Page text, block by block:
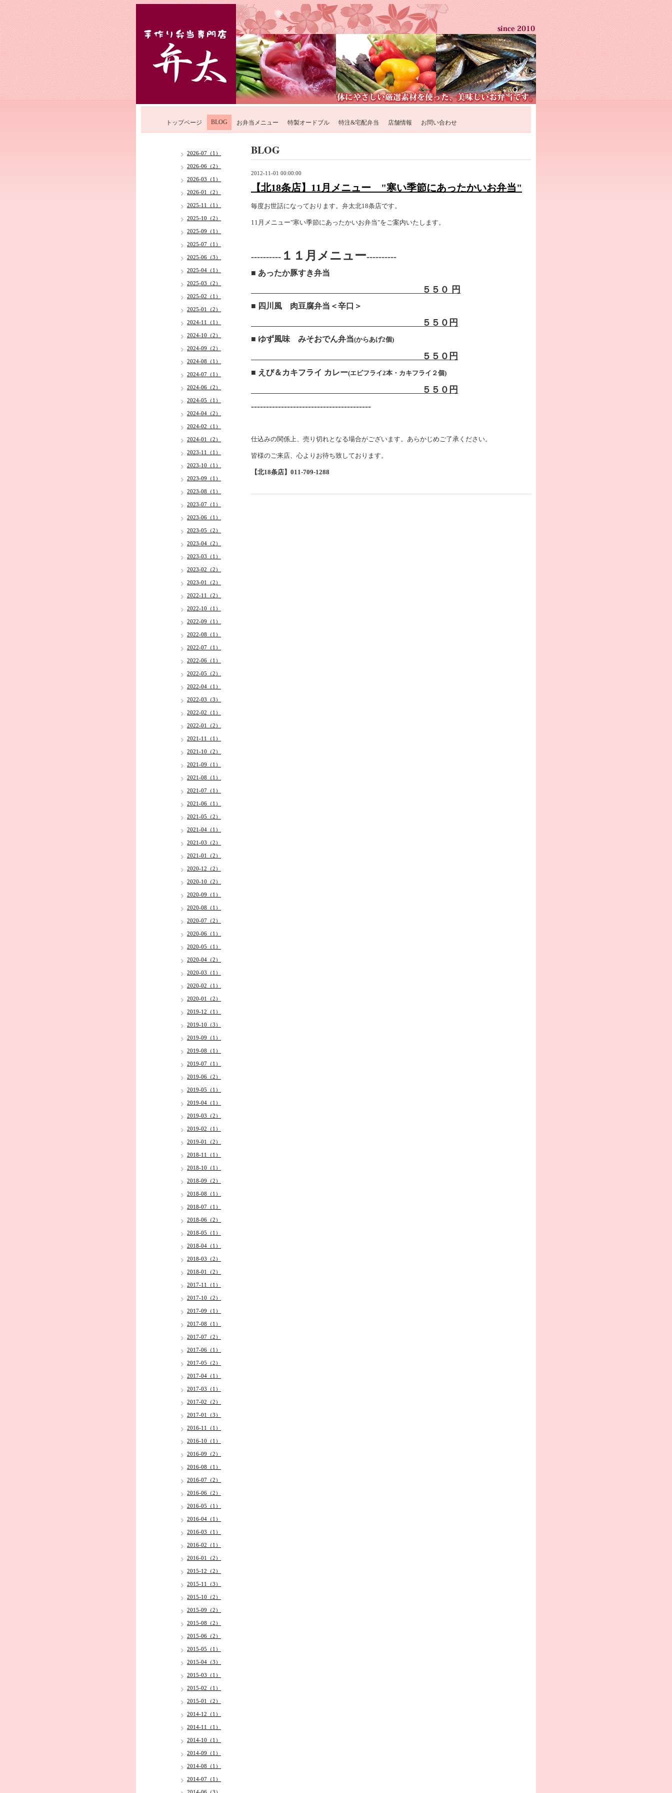
トップページ BLOG お弁当メニュー 特製オードブル 特注&宅配弁当 店舗情報 お問い合わせ
BLOG
2012-11-01 00:00:00
【北18条店】11月メニュー "寒い季節にあったかいお弁当"
毎度お世話になっております。弁太北18条店です。
11月メニュー"寒い季節にあったかいお弁当"をご案内いたします。
---------- １１月メニュー----------
■ あったか豚すき弁当
５５０ 円
■ 四川風 肉豆腐弁当＜辛口＞
５５０円
■ ゆず風味 みそおでん弁当(からあげ2個)
５５０ 円
■ えび＆カキフライ カレー(エビフライ2本・カキフライ２個)
５５０ 円
----------------------------------------
仕込みの関係上、売り切れとなる場合がございます。あらかじめご了承ください。
皆様のご来店、心よりお待ち致しております。
【北18条店】011-709-1288
2026-07（1）
2026-06（2）
2026-03（1）
2026-01（2）
2025-11（1）
2025-10（2）
2025-09（1）
2025-07（1）
2025-06（3）
2025-04（1）
2025-03（2）
2025-02（1）
2025-01（2）
2024-11（1）
2024-10（2）
2024-09（2）
2024-08（1）
2024-07（1）
2024-06（2）
2024-05（1）
2024-04（2）
2024-02（1）
2024-01（2）
2023-11（1）
2023-10（1）
2023-09（1）
2023-08（1）
2023-07（1）
2023-06（1）
2023-05（2）
2023-04（2）
2023-03（1）
2023-02（2）
2023-01（2）
2022-11（2）
2022-10（1）
2022-09（1）
2022-08（1）
2022-07（1）
2022-06（1）
2022-05（2）
2022-04（1）
2022-03（3）
2022-02（1）
2022-01（2）
2021-11（1）
2021-10（2）
2021-09（1）
2021-08（1）
2021-07（1）
2021-06（1）
2021-05（2）
2021-04（1）
2021-03（2）
2021-01（2）
2020-12（2）
2020-10（2）
2020-09（1）
2020-08（1）
2020-07（2）
2020-06（1）
2020-05（1）
2020-04（2）
2020-03（1）
2020-02（1）
2020-01（2）
2019-12（1）
2019-10（3）
2019-09（1）
2019-08（1）
2019-07（1）
2019-06（2）
2019-05（1）
2019-04（1）
2019-03（2）
2019-02（1）
2019-01（2）
2018-11（1）
2018-10（1）
2018-09（2）
2018-08（1）
2018-07（1）
2018-06（2）
2018-05（1）
2018-04（1）
2018-03（2）
2018-01（2）
2017-11（1）
2017-10（2）
2017-09（1）
2017-08（1）
2017-07（2）
2017-06（1）
2017-05（2）
2017-04（1）
2017-03（1）
2017-02（2）
2017-01（3）
2016-11（1）
2016-10（1）
2016-09（2）
2016-08（1）
2016-07（2）
2016-06（2）
2016-05（1）
2016-04（1）
2016-03（1）
2016-02（1）
2016-01（2）
2015-12（2）
2015-11（3）
2015-10（2）
2015-09（2）
2015-08（2）
2015-06（2）
2015-05（1）
2015-04（3）
2015-03（1）
2015-02（1）
2015-01（2）
2014-12（1）
2014-11（1）
2014-10（1）
2014-09（1）
2014-08（1）
2014-07（1）